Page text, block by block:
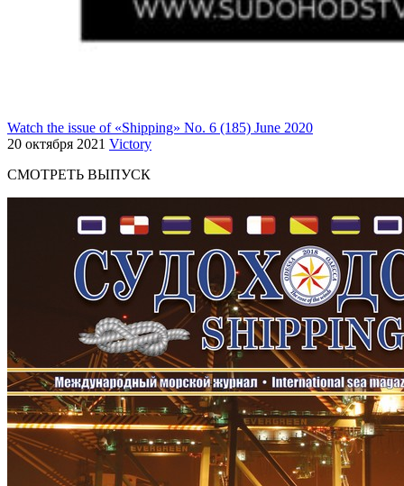
Watch the issue of «Shipping» No. 6 (185) June 2020
20 октября 2021 Victory
СМОТРЕТЬ ВЫПУСК